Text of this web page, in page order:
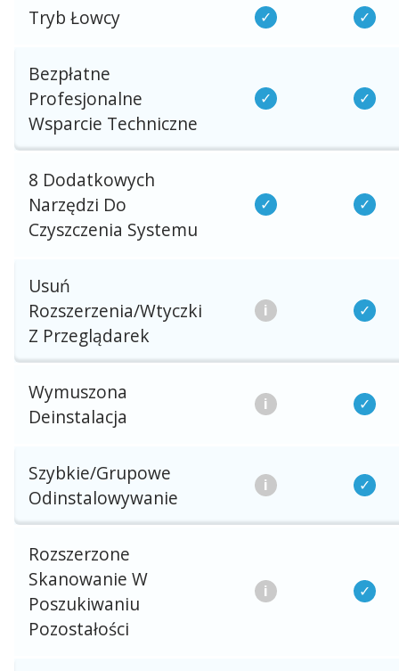
Tryb Łowcy
Bezpłatne
Profesjonalne
Wsparcie Techniczne
8 Dodatkowych
Narzędzi Do
Czyszczenia Systemu
Usuń
Rozszerzenia/wtyczki
Z Przeglądarek
Wymuszona
Deinstalacja
Szybkie/Grupowe
Odinstalowywanie
Rozszerzone
Skanowanie W
Poszukiwaniu
Pozostałości